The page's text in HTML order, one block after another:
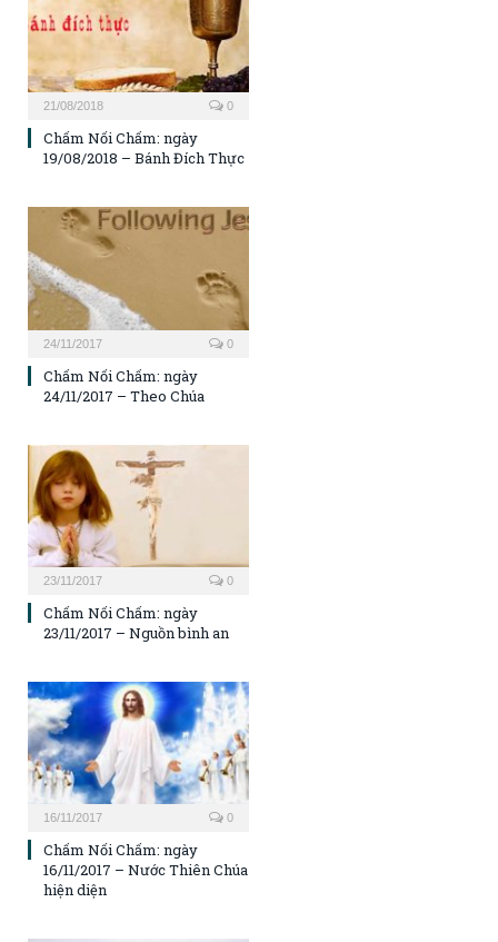
21/08/2018 0
Chấm Nối Chấm: ngày
19/08/2018 – Bánh Đích Thực
24/11/2017 0
Chấm Nối Chấm: ngày
24/11/2017 – Theo Chúa
23/11/2017 0
Chấm Nối Chấm: ngày
23/11/2017 – Nguồn bình an
16/11/2017 0
Chấm Nối Chấm: ngày
16/11/2017 – Nước Thiên Chúa
hiện diện